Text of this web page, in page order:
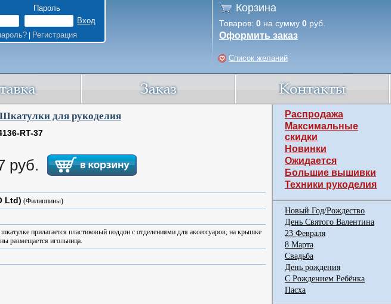
Пароль
| Регистрация
Корзина
Товаров: 0 на сумму 0 руб.
Оформить заказ
Список желаний
Шкатулки для рукоделия
RT-37
руб.
Ltd) (Филиппины)
прилагается пластиковый поддон с отделениями для аксессуаров, на крышке
размещается игольница.
Распродажа
Максимальные
скидки
Новинки
Ожидается
Большие вышивки
Техники рукоделия
Новый Год/Рождество
День Святого Валентина
23 Февраля
8 Марта
Свадьба
День рождения
С Рождением Ребёнка
Пасха